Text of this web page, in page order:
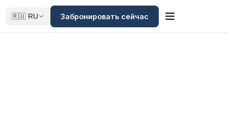
🇷🇺 RU Забронировать сейчас